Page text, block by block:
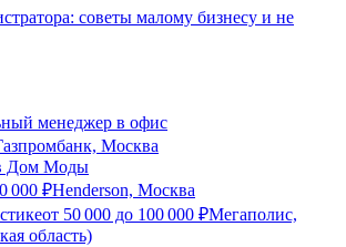
советы малому бизнесу и не
менеджер в офис
Москва
Дом Моды
000 ₽Henderson, Москва
от 50 000 до 100 000 ₽Мегаполис,
область)